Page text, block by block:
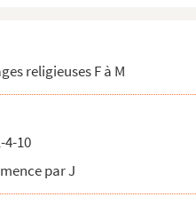
religieuses F à M
4-10
par J